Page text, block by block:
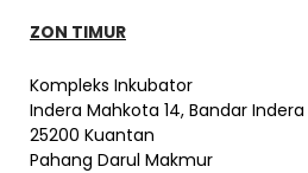
ZON TIMUR
Kompleks Inkubator
Indera Mahkota 14, Bandar
25200 Kuantan
Pahang Darul Makmur